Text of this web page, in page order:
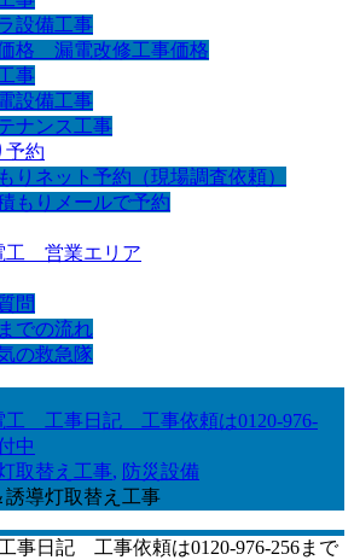
設備工事
格 漏電改修工事価格
事
設備工事
ナンス工事
予約
りネット予約（現場調査依頼）
もりメールで予約
工 営業エリア
問
での流れ
の救急隊
工 工事日記 工事依頼は0120-976-
中
取替え工事, 防災設備
導灯取替え工事
事日記 工事依頼は0120-976-256まで